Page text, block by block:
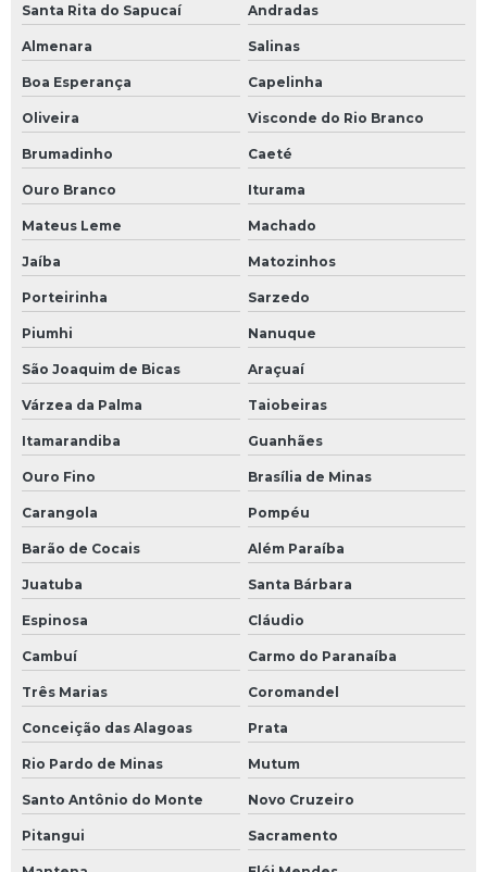
Projeto e instalação de chillers
Projeto de sistema de fluido térmico
Projeto de sistema de fluido térmico valor
Projeto de tubulação industrial
Projetos personalizados para indústrias
Redução de custos industriais
Redução de custos operacionais
Serviço de comissionamento de sistema de fluido térmico
Serviço de instalação de caldeiras
Serviço de montagem de tubulação de sistemas de
fluidos térmicos
Serviço de retirada de gases de rede de fluido térmico
Sistema de aquecimento de fluido térmico
Sistema de aquecimento por óleo térmico
Sistema de fluido térmico
Sistema de óleo térmico
Soluções em eficiência energética
Transferidor de calor óleo
Treinamento operação de sistema de fluido térmico
Santa Rita do Sapucaí Andradas
Almenara Salinas
Boa Esperança Capelinha
Oliveira Visconde do Rio Branco
Brumadinho Caeté
Ouro Branco Iturama
Mateus Leme Machado
Jaíba Matozinhos
Porteirinha Sarzedo
Piumhi Nanuque
São Joaquim de Bicas Araçuaí
Várzea da Palma Taiobeiras
Itamarandiba Guanhães
Ouro Fino Brasília de Minas
Carangola Pompéu
Barão de Cocais Além Paraíba
Juatuba Santa Bárbara
Espinosa Cláudio
Cambuí Carmo do Paranaíba
Três Marias Coromandel
Conceição das Alagoas Prata
Rio Pardo de Minas Mutum
Santo Antônio do Monte Novo Cruzeiro
Pitangui Sacramento